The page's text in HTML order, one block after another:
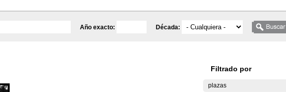
Año exacto: Década:
Filtrado por
plazas